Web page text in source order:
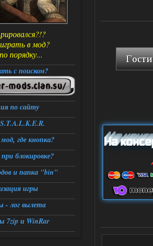
в мод?
порядку...
с поиском?
по сайту
где кнопка?
блокировке?
и папка "bin"
игры
- лог вылета
7zip и WinRar